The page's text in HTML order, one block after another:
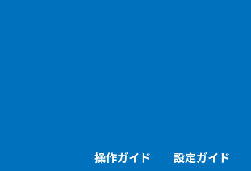
操作ガイド 設定ガイド